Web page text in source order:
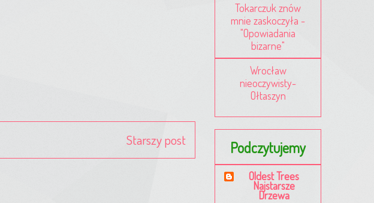
Starszy post
Tokarczuk znów
mnie zaskoczyła -
"Opowiadania
bizarne"
Wrocław
nieoczywisty-
Ołtaszyn
Podczytujemy
Oldest Trees
Najstarsze
Drzewa